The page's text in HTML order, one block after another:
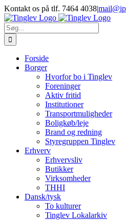
Skip
to
content
Kontakt os på tlf. 7464 4038|
Søg
efter:
Forside
Borger
Hvorfor bo i Tinglev
Foreninger
Aktiv fritid
Institutioner
Transportmuligheder
Boligkøb/leje
Brand og redning
Styregruppen Tinglev
Erhverv
Erhvervsliv
Butikker
Virksomheder
THHI
Dansk/tysk
To kulturer
Tinglev Lokalarkiv